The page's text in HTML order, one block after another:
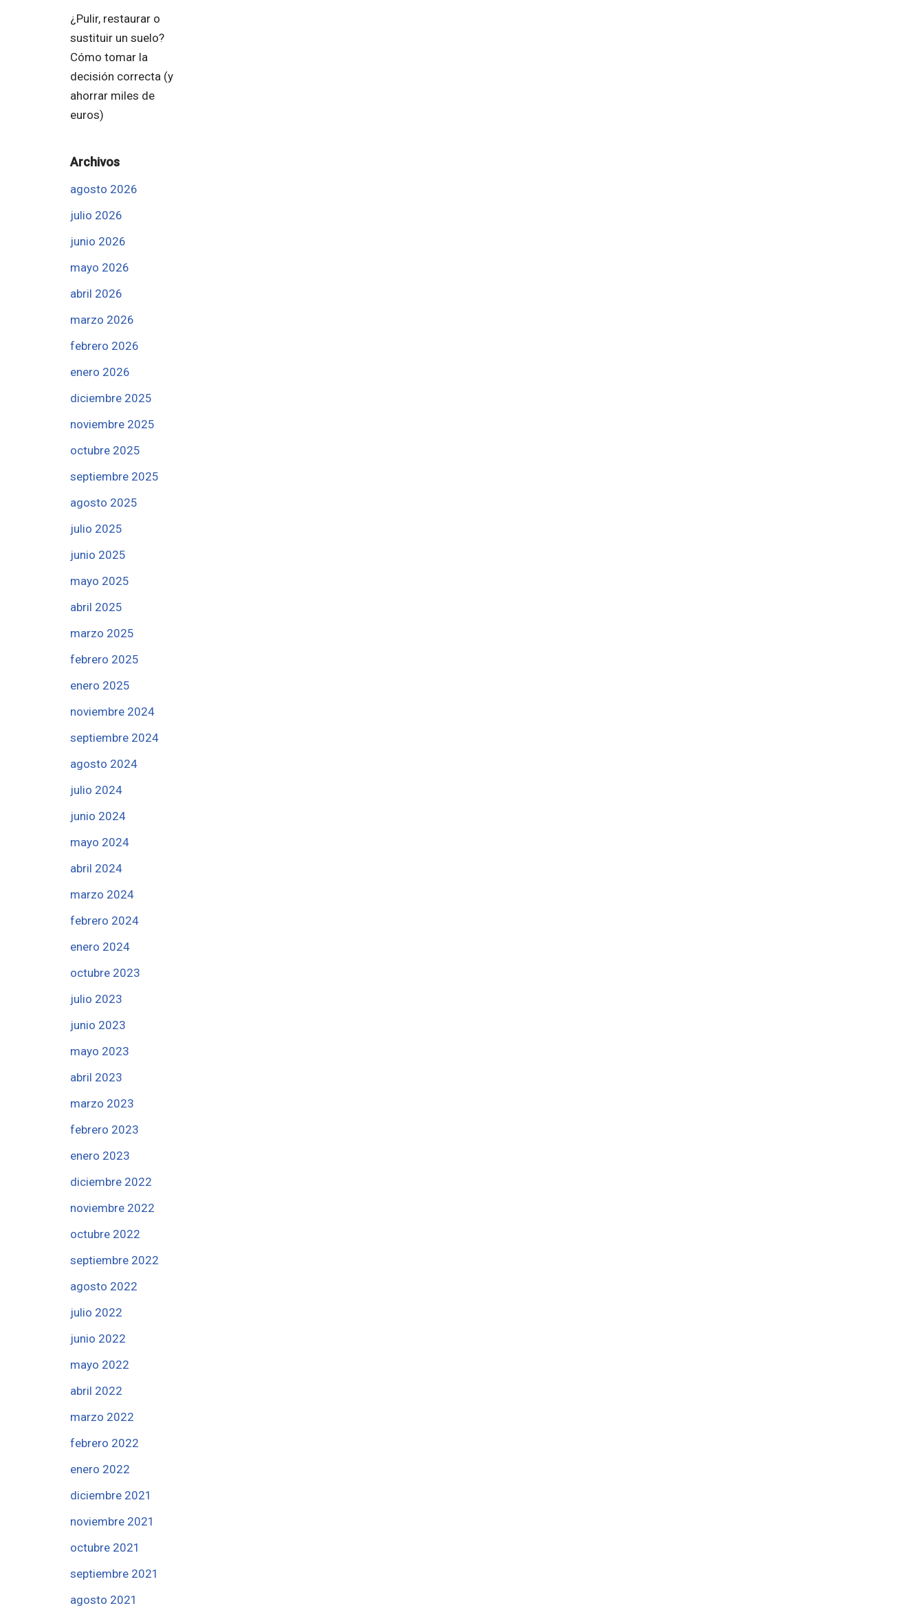
¿Pulir, restaurar o
sustituir un suelo?
Cómo tomar la
decisión correcta (y
ahorrar miles de
euros)
Archivos
agosto 2026
julio 2026
junio 2026
mayo 2026
abril 2026
marzo 2026
febrero 2026
enero 2026
diciembre 2025
noviembre 2025
octubre 2025
septiembre 2025
agosto 2025
julio 2025
junio 2025
mayo 2025
abril 2025
marzo 2025
febrero 2025
enero 2025
noviembre 2024
septiembre 2024
agosto 2024
julio 2024
junio 2024
mayo 2024
abril 2024
marzo 2024
febrero 2024
enero 2024
octubre 2023
julio 2023
junio 2023
mayo 2023
abril 2023
marzo 2023
febrero 2023
enero 2023
diciembre 2022
noviembre 2022
octubre 2022
septiembre 2022
agosto 2022
julio 2022
junio 2022
mayo 2022
abril 2022
marzo 2022
febrero 2022
enero 2022
diciembre 2021
noviembre 2021
octubre 2021
septiembre 2021
agosto 2021